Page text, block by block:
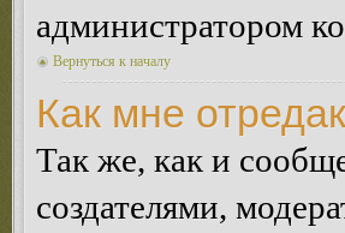
администратором
Вернуться к началу
Как мне
Так же, как и
создателями,